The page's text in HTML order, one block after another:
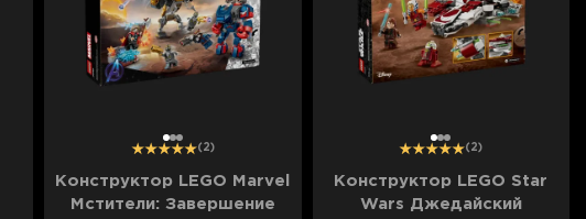
123 (2)
Конструктор LEGO Marvel
Мстители: Завершение
12 3 (2)
Конструктор LEGO Star
Wars Джедайский